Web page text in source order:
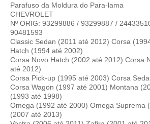
Parafuso da Moldura do Para-lama
CHEVROLET
Nº ORIG: 93299886 / 93299887 /
90481593
Classic Sedan (2011 até 2012) Corsa
Hatch (1994 até 2002)
Corsa Novo Hatch (2002 até 2012) Corsa
até 2012)
Corsa Pick-up (1995 até 2003) Corsa
Corsa Wagon (1997 até 2001) Montana
(1993 até 1998)
Omega (1992 até 2000) Omega Suprema
(2007 até 2013)